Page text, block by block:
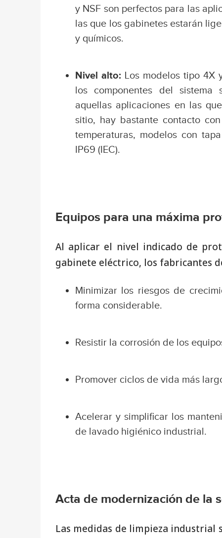
y NSF son perfectos para las
las que los gabinetes estarán
y químicos.
Nivel alto: Los modelos tipo 4X
los componentes del sistema
aquellas aplicaciones en las
sitio, hay bastante contacto
temperaturas, modelos con
IP69 (IEC).
Equipos para una máxima
Al aplicar el nivel indicado de
gabinete eléctrico, los fabricantes
Minimizar los riesgos de
forma considerable.
Resistir la corrosión de los
Promover ciclos de vida más
Acelerar y simplificar los
de lavado higiénico industrial.
Acta de modernización de la
Las medidas de limpieza industrial